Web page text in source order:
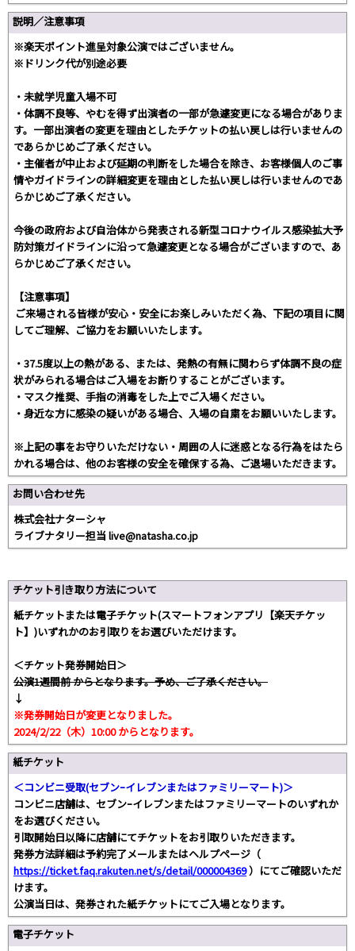
説明／注意事項
※楽天ポイント進呈対象公演ではございません。
※ドリンク代が別途必要
・未就学児童入場不可
・体調不良等、やむを得ず出演者の一部が急遽変更になる場合がありま
す。一部出演者の変更を理由としたチケットの払い戻しは行いませんの
であらかじめご了承ください。
・主催者が中止および延期の判断をした場合を除き、お客様個人のご事
情やガイドラインの詳細変更を理由とした払い戻しは行いませんのであ
らかじめご了承ください。
今後の政府および自治体から発表される新型コロナウイルス感染拡大予
防対策ガイドラインに沿って急遽変更となる場合がございますので、あ
らかじめご了承ください。
【注意事項】
ご来場される皆様が安心・安全にお楽しみいただく為、下記の項目に関
してご理解、ご協力をお願いいたします。
・37.5度以上の熱がある、または、発熱の有無に関わらず体調不良の症
状がみられる場合はご入場をお断りすることがございます。
・マスク推奨、手指の消毒をした上でご入場ください。
・身近な方に感染の疑いがある場合、入場の自粛をお願いいたします。
※上記の事をお守りいただけない・周囲の人に迷惑となる行為をはたら
かれる場合は、他のお客様の安全を確保する為、ご退場いただきます。
お問い合わせ先
株式会社ナターシャ
ライブナタリー担当 live@natasha.co.jp
チケット引き取り方法について
紙チケットまたは電子チケット(スマートフォンアプリ【楽天チケッ
ト】)いずれかのお引取りをお選びいただけます。
＜チケット発券開始日＞
公演1週間前 からとなります。予め、ご了承ください。
↓
※発券開始日が変更となりました。
2024/2/22（木）10:00 からとなります。
紙チケット
＜コンビニ受取(セブンｰイレブンまたはファミリーマート)＞
コンビニ店舗は、セブンｰイレブンまたはファミリーマートのいずれか
をお選びください。
引取開始日以降に店舗にてチケットをお引取りいただきます。
発券方法詳細は予約完了メールまたはヘルプページ（
https://ticket.faq.rakuten.net/s/detail/000004369）にてご確認いただ
けます。
公演当日は、発券された紙チケットにてご入場となります。
電子チケット